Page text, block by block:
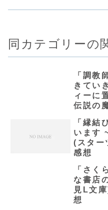
同カテゴリーの
「調教
きてい
ィーに
伝説の
七篠龍
「縁結
います
(スター
感想
「さく
な書店
見L文
想